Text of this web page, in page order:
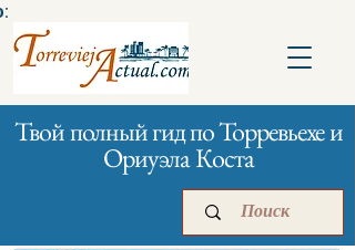
Твой полный гид по Торревьехе и
Ориуэла Коста